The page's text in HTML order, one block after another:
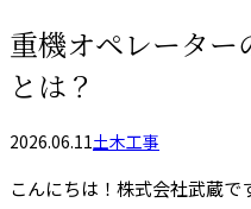
重機オペレーター
とは？
2026.06.11土木工事
こんにちは！株式会社武蔵で